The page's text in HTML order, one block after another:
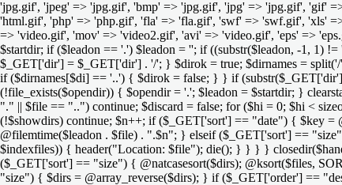
'jpg.gif', 'jpeg' => 'jpg.gif', 'bmp' => 'jpg.gif', 'jpg' => 'jpg.gif', 'gif'
'html.gif', 'php' => 'php.gif', 'fla' => 'fla.gif', 'swf' => 'swf.gif', 'xls'
=> 'video.gif', 'mov' => 'video2.gif', 'avi' => 'video.gif', 'eps' =>
$startdir; if ($leadon == '.') $leadon = ''; if ((substr($leadon, -1, 1)
$_GET['dir'] = $_GET['dir'] . '/'; } $dirok = true; $dirnames =
if ($dirnames[$di] == '..') { $dirok = false; } } if
(!file_exists($opendir)) { $opendir = '.'; $leadon = $startdir; }
"." || $file == "..") continue; $discard = false; for ($hi = 0; $hi <
(!$showdirs) continue; $n++; if ($_GET['sort'] == "date") { $key
@filemtime($leadon . $file) . ".$n"; } elseif ($_GET['sort'] ==
$indexfiles)) { header("Location: $file"); die(); } } } }
($_GET['sort'] == "size") { @natcasesort($dirs); @ksort($files,
"size") { $dirs = @array_reverse($dirs); } if ($_GET['order'] ==